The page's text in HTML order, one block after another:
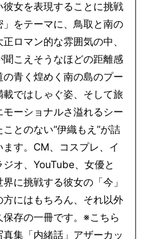
女を表現することに挑戦
」をテーマに、鳥取と南の
ロマン的な雰囲気の中、
聞こえそうなほどの距離感
青く煌めく南の島のプー
ではしゃぐ姿、そして旅
ーショナルさ溢れるシー
とのない“伊織もえ”が詰
す。CM、コスプレ、イ
オ、YouTube、女優と
に挑戦する彼女の「今」
にはもちろん、それ以外
存の一冊です。※こちら
集「内緒話」アザーカッ